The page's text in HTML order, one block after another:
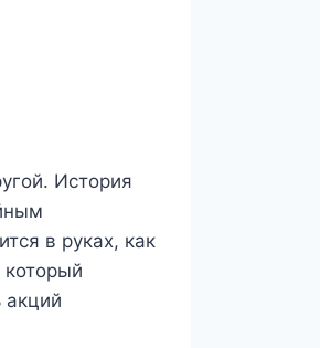
История
в руках, как
который